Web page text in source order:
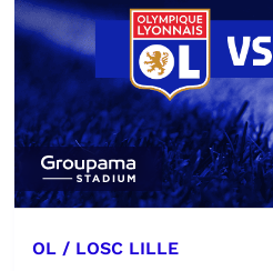
OL / LOSC LILLE